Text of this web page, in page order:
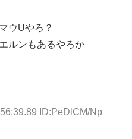
ウUやろ？
ルンもあるやろか
ID:PeDlCM/Np